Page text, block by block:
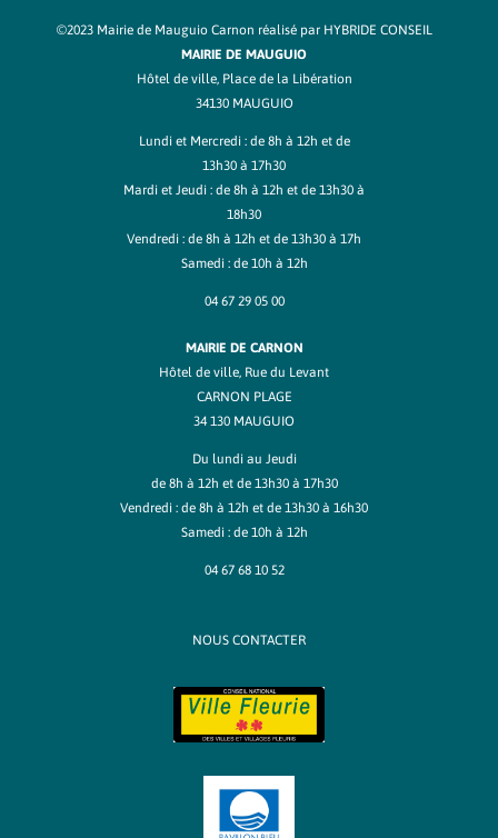
©2023 Mairie de Mauguio Carnon réalisé par HYBRIDE CONSEIL
MAIRIE DE MAUGUIO
Hôtel de ville, Place de la Libération
34130 MAUGUIO
Lundi et Mercredi : de 8h à 12h et de
13h30 à 17h30
Mardi et Jeudi : de 8h à 12h et de 13h30 à
18h30
Vendredi : de 8h à 12h et de 13h30 à 17h
Samedi : de 10h à 12h
04 67 29 05 00
MAIRIE DE CARNON
Hôtel de ville, Rue du Levant
CARNON PLAGE
34 130 MAUGUIO
Du lundi au Jeudi
de 8h à 12h et de 13h30 à 17h30
Vendredi : de 8h à 12h et de 13h30 à 16h30
Samedi : de 10h à 12h
04 67 68 10 52
NOUS CONTACTER